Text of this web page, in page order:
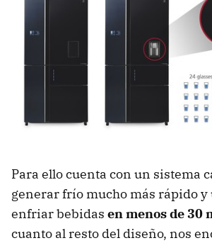
Para ello cuenta con un sistema
generar frío mucho más rápido y
enfriar bebidas en menos de 30
cuanto al resto del diseño, nos